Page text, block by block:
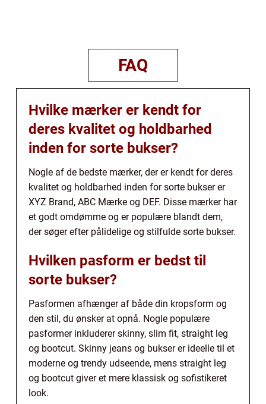
FAQ
Hvilke mærker er kendt for
deres kvalitet og holdbarhed
inden for sorte bukser?
Nogle af de bedste mærker, der er kendt for deres
kvalitet og holdbarhed inden for sorte bukser er
XYZ Brand, ABC Mærke og DEF. Disse mærker har
et godt omdømme og er populære blandt dem,
der søger efter pålidelige og stilfulde sorte bukser.
Hvilken pasform er bedst til
sorte bukser?
Pasformen afhænger af både din kropsform og
den stil, du ønsker at opnå. Nogle populære
pasformer inkluderer skinny, slim fit, straight leg
og bootcut. Skinny jeans og bukser er ideelle til et
moderne og trendy udseende, mens straight leg
og bootcut giver et mere klassisk og sofistikeret
look.